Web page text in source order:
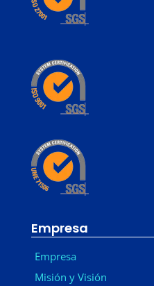
Empresa
Empresa
Misión y Visión